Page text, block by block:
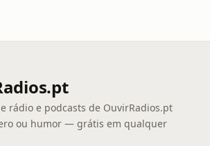
rádio e podcasts de OuvirRadios.pt
ou humor — grátis em qualquer